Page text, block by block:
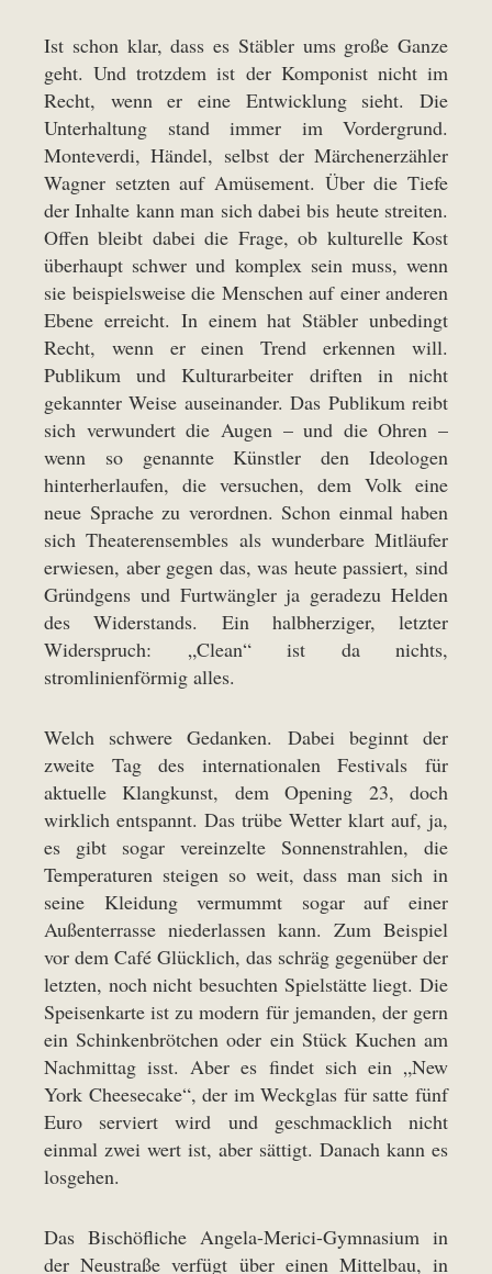
Ist schon klar, dass es Stäbler ums große Ganze
geht. Und trotzdem ist der Komponist nicht im
Recht, wenn er eine Entwicklung sieht. Die
Unterhaltung stand immer im Vordergrund.
Monteverdi, Händel, selbst der Märchenerzähler
Wagner setzten auf Amüsement. Über die Tiefe
der Inhalte kann man sich dabei bis heute streiten.
Offen bleibt dabei die Frage, ob kulturelle Kost
überhaupt schwer und komplex sein muss, wenn
sie beispielsweise die Menschen auf einer anderen
Ebene erreicht. In einem hat Stäbler unbedingt
Recht, wenn er einen Trend erkennen will.
Publikum und Kulturarbeiter driften in nicht
gekannter Weise auseinander. Das Publikum reibt
sich verwundert die Augen – und die Ohren –
wenn so genannte Künstler den Ideologen
hinterherlaufen, die versuchen, dem Volk eine
neue Sprache zu verordnen. Schon einmal haben
sich Theaterensembles als wunderbare Mitläufer
erwiesen, aber gegen das, was heute passiert, sind
Gründgens und Furtwängler ja geradezu Helden
des Widerstands. Ein halbherziger, letzter
Widerspruch: „Clean“ ist da nichts,
stromlinienförmig alles.
Welch schwere Gedanken. Dabei beginnt der
zweite Tag des internationalen Festivals für
aktuelle Klangkunst, dem Opening 23, doch
wirklich entspannt. Das trübe Wetter klart auf, ja,
es gibt sogar vereinzelte Sonnenstrahlen, die
Temperaturen steigen so weit, dass man sich in
seine Kleidung vermummt sogar auf einer
Außenterrasse niederlassen kann. Zum Beispiel
vor dem Café Glücklich, das schräg gegenüber der
letzten, noch nicht besuchten Spielstätte liegt. Die
Speisenkarte ist zu modern für jemanden, der gern
ein Schinkenbrötchen oder ein Stück Kuchen am
Nachmittag isst. Aber es findet sich ein „New
York Cheesecake“, der im Weckglas für satte fünf
Euro serviert wird und geschmacklich nicht
einmal zwei wert ist, aber sättigt. Danach kann es
losgehen.
Das Bischöfliche Angela-Merici-Gymnasium in
der Neustraße verfügt über einen Mittelbau, in